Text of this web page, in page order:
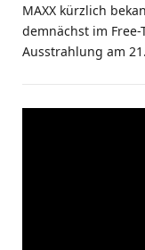
MAXX kürzlich
demnächst im
Ausstrahlung am